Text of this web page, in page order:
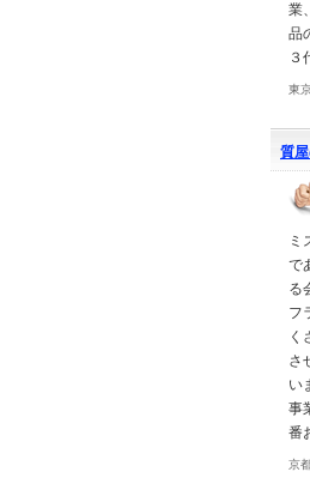
業
品
３
東
質
ミ
で
る
フ
く
さ
い
事
番
京